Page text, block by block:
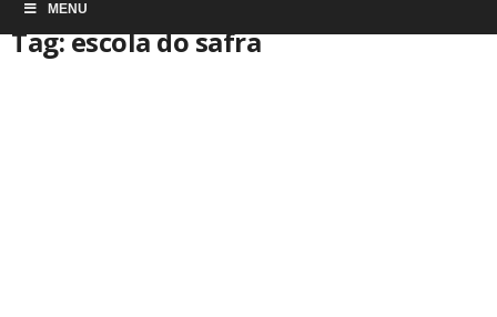
MENU
Início Tags
Tag: escola do safra